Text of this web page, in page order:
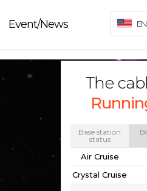
The
Base station
status
Air Cruise
Crystal Cruise
Event/News